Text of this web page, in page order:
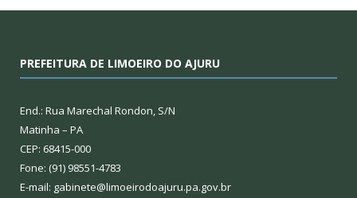
PREFEITURA DE LIMOEIRO DO AJURU
End.: Rua Marechal Rondon, S/N
Matinha – PA
CEP: 68415-000
Fone: (91) 98551-4783
E-mail: gabinete@limoeirodoajuru.pa.gov.br